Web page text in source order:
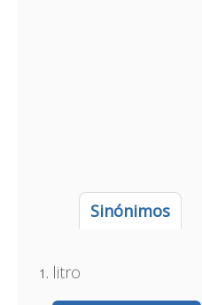
Sinónimos
litro